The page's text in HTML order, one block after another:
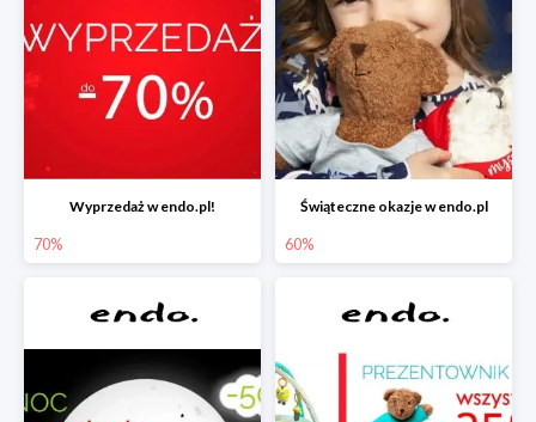
Wyprzedaż w endo.pl!
70%
Świąteczne okazje w endo.pl
60%